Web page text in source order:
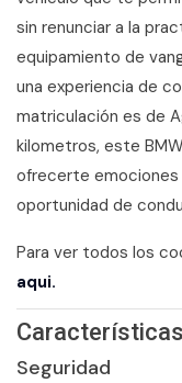
sin renunciar a la
equipamiento de
una experiencia de
matriculación es de
kilometros, este
ofrecerte emociones
oportunidad de
Para ver todos los
aqui.
Características
Seguridad